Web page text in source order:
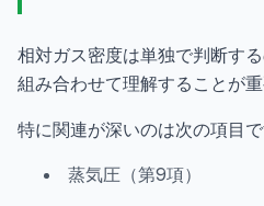
相対ガス密度は単独で判断す
組み合わせて理解することが重
特に関連が深いのは次の項目で
蒸気圧（第9項）